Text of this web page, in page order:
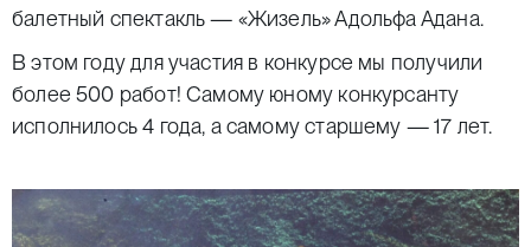
балетный спектакль — «Жизель» Адольфа Адана.
В этом году для участия в конкурсе мы получили
более 500 работ! Самому юному конкурсанту
исполнилось 4 года, а самому старшему — 17 лет.